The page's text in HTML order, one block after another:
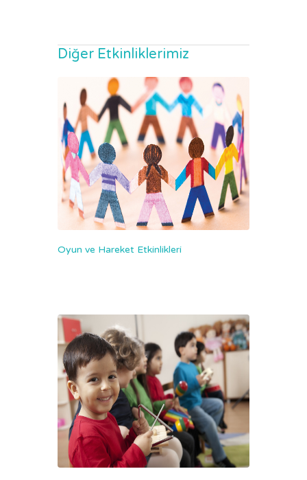
Diğer Etkinliklerimiz
Oyun ve Hareket Etkinlikleri